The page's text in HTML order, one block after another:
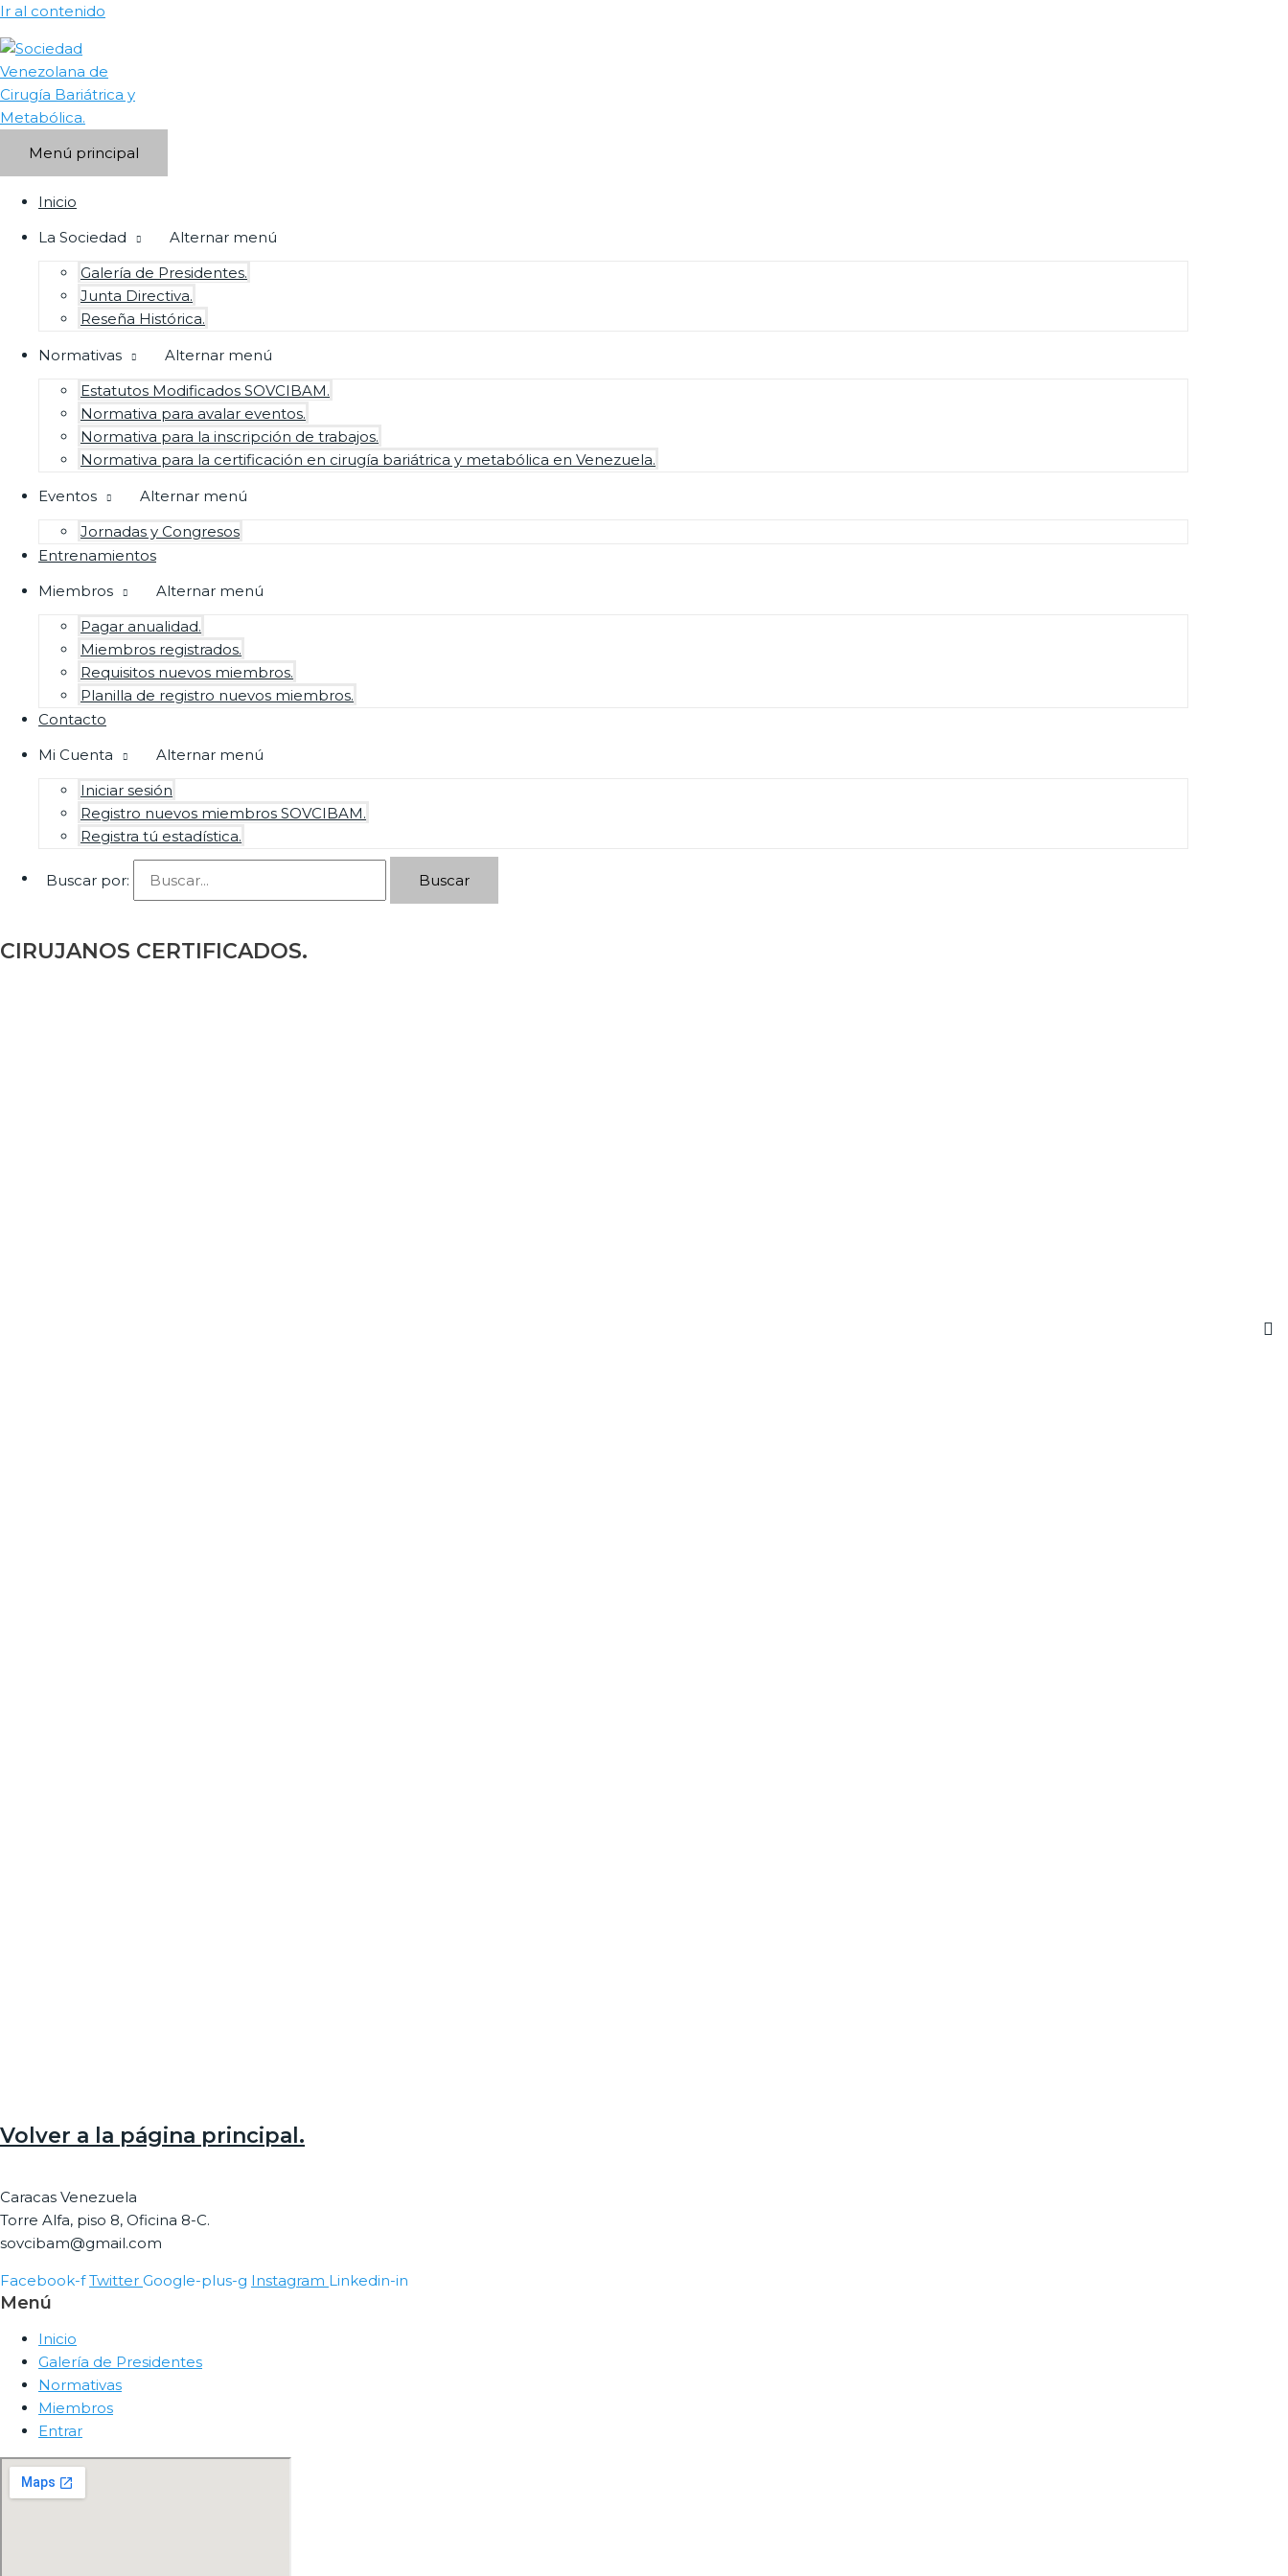
Ir al contenido
Menú principal
Inicio
La Sociedad
Alternar menú
Galería de Presidentes.
Junta Directiva.
Reseña Histórica.
Normativas
Alternar menú
Estatutos Modificados SOVCIBAM.
Normativa para avalar eventos.
Normativa para la inscripción de trabajos.
Normativa para la certificación en cirugía bariátrica y metabólica en Venezuela.
Eventos
Alternar menú
Jornadas y Congresos
Entrenamientos
Miembros
Alternar menú
Pagar anualidad.
Miembros registrados.
Requisitos nuevos miembros.
Planilla de registro nuevos miembros.
Contacto
Mi Cuenta
Alternar menú
Iniciar sesión
Registro nuevos miembros SOVCIBAM.
Registra tú estadística.
Buscar por:
CIRUJANOS CERTIFICADOS.
Volver a la página principal.
Caracas Venezuela
Torre Alfa, piso 8, Oficina 8-C.
sovcibam@gmail.com
Facebook-f Twitter Google-plus-g Instagram Linkedin-in
Menú
Inicio
Galería de Presidentes
Normativas
Miembros
Entrar